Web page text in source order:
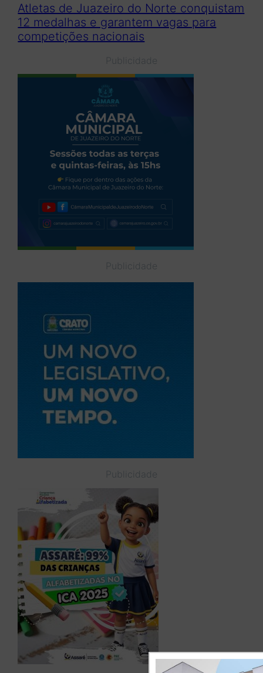
Atletas de Juazeiro do Norte conquistam
12 medalhas e garantem vagas para
competições nacionais
Publicidade
Publicidade
Publicidade